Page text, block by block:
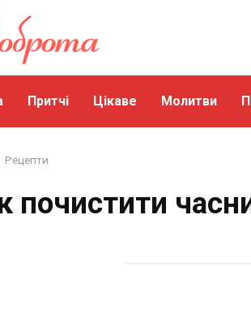
Притчі Цікаве Молитви
Рецепти
почистити